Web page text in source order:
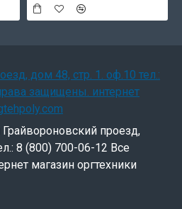
проезд,
8 (800) 700-06-12 Все
магазин оргтехники